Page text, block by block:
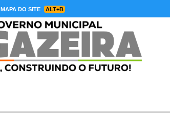
MAPA DO SITE ALT+B